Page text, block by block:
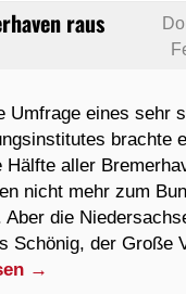
raus
Umfrage eines sehr
brachte
Hälfte aller
nicht mehr zum
Aber die
Schönig, der Große
→